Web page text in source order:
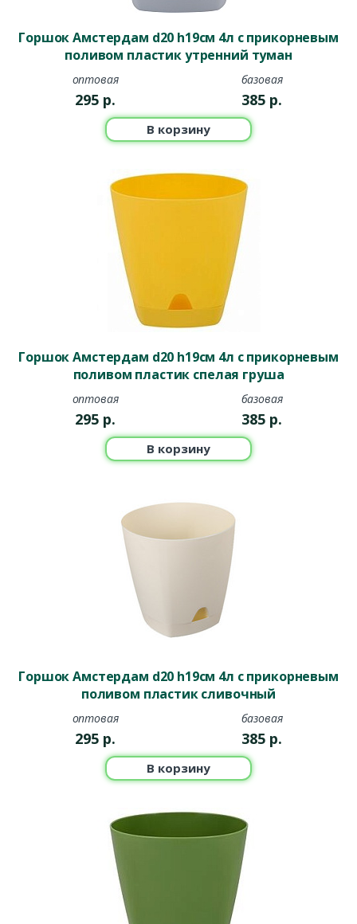
Горшок Амстердам d20 h19см 4л с прикорневым
поливом пластик утренний туман
оптовая
295 р.
базовая
385 р.
В корзину
Горшок Амстердам d20 h19см 4л с прикорневым
поливом пластик спелая груша
оптовая
295 р.
базовая
385 р.
В корзину
Горшок Амстердам d20 h19см 4л с прикорневым
поливом пластик сливочный
оптовая
295 р.
базовая
385 р.
В корзину